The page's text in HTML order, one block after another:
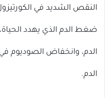
النقص الشديد في
ضغط الدم الذي يهدد
الدم، وانخفاض الصوديوم في
الدم.